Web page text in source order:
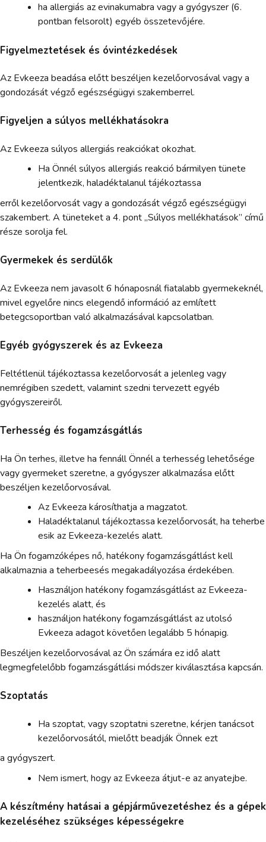
ha allergiás az evinakumabra vagy a gyógyszer (6.
pontban felsorolt) egyéb összetevőjére.
Figyelmeztetések és óvintézkedések
Az Evkeeza beadása előtt beszéljen kezelőorvosával vagy a
gondozását végző egészségügyi szakemberrel.
Figyeljen a súlyos mellékhatásokra
Az Evkeeza súlyos allergiás reakciókat okozhat.
Ha Önnél súlyos allergiás reakció bármilyen tünete
jelentkezik, haladéktalanul tájékoztassa
erről kezelőorvosát vagy a gondozását végző egészségügyi
szakembert. A tüneteket a 4. pont „Súlyos mellékhatások” című
része sorolja fel.
Gyermekek és serdülők
Az Evkeeza nem javasolt 6 hónaposnál fiatalabb gyermekeknél,
mivel egyelőre nincs elegendő információ az említett
betegcsoportban való alkalmazásával kapcsolatban.
Egyéb gyógyszerek és az Evkeeza
Feltétlenül tájékoztassa kezelőorvosát a jelenleg vagy
nemrégiben szedett, valamint szedni tervezett egyéb
gyógyszereiről.
Terhesség és fogamzásgátlás
Ha Ön terhes, illetve ha fennáll Önnél a terhesség lehetősége
vagy gyermeket szeretne, a gyógyszer alkalmazása előtt
beszéljen kezelőorvosával.
Az Evkeeza károsíthatja a magzatot.
Haladéktalanul tájékoztassa kezelőorvosát, ha teherbe
esik az Evkeeza-kezelés alatt.
Ha Ön fogamzóképes nő, hatékony fogamzásgátlást kell
alkalmaznia a teherbeesés megakadályozása érdekében.
Használjon hatékony fogamzásgátlást az Evkeeza-
kezelés alatt, és
használjon hatékony fogamzásgátlást az utolsó
Evkeeza adagot követően legalább 5 hónapig.
Beszéljen kezelőorvosával az Ön számára ez idő alatt
legmegfelelőbb fogamzásgátlási módszer kiválasztása kapcsán.
Szoptatás
Ha szoptat, vagy szoptatni szeretne, kérjen tanácsot
kezelőorvosától, mielőtt beadják Önnek ezt
a gyógyszert.
Nem ismert, hogy az Evkeeza átjut-e az anyatejbe.
A készítmény hatásai a gépjárművezetéshez és a gépek
kezeléséhez szükséges képességekre